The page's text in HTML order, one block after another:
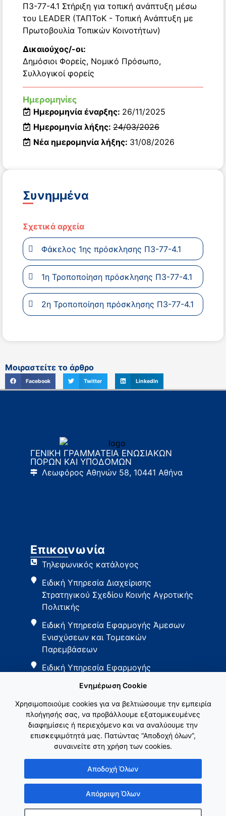
Π3-77-4.1 Στήριξη για τοπική ανάπτυξη μέσω
του LEADER (ΤΑΠΤοΚ - Τοπική Ανάπτυξη με
Πρωτοβουλία Τοπικών Κοινοτήτων)
Δικαιούχος/-οι:
Δημόσιοι Φορείς, Νομικό Πρόσωπο,
Συλλογικοί φορείς
Ημερομηνίες
Ημερομηνία έναρξης: 26/11/2025
Ημερομηνία λήξης: 24/03/2026
Νέα ημερομηνία λήξης: 31/08/2026
Συνημμένα
Σχετικά αρχεία
Φάκελος 1ης πρόσκλησης Π3-77-4.1
1η Τροποποίηση πρόσκλησης Π3-77-4.1
2η Τροποποίηση πρόσκλησης Π3-77-4.1
Μοιραστείτε το άρθρο
Facebook Twitter LinkedIn
ΓΕΝΙΚΗ ΓΡΑΜΜΑΤΕΙΑ ΕΝΩΣΙΑΚΩΝ
ΠΟΡΩΝ ΚΑΙ ΥΠΟΔΟΜΩΝ
Λεωφόρος Αθηνών 58, 10441 Αθήνα
Επικοινωνία
Τηλεφωνικός κατάλογος
Ειδική Υπηρεσία Διαχείρισης
Στρατηγικού Σχεδίου Κοινής Αγροτικής
Πολιτικής
Ειδική Υπηρεσία Εφαρμογής Άμεσων
Ενισχύσεων και Τομεακών
Παρεμβάσεων
Ειδική Υπηρεσία Εφαρμογής
Εθνικό Δίκτυο ΚΑΠ
Ενημέρωση Cookie
Χρησιμοποιούμε cookies για να βελτιώσουμε την εμπειρία
πλοήγησής σας, να προβάλλουμε εξατομικευμένες
διαφημίσεις ή περιεχόμενο και να αναλύουμε την
επισκεψιμότητά μας. Πατώντας “Αποδοχή όλων”,
συναινείτε στη χρήση των cookies.
Αποδοχή Όλων
Απόρριψη Όλων